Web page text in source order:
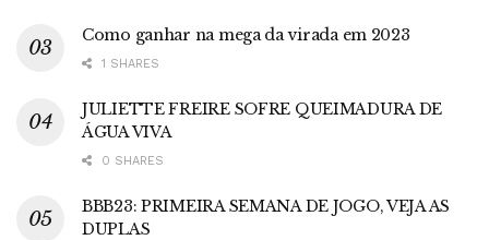
Como ganhar na mega da virada em 2023
1 SHARES
JULIETTE FREIRE SOFRE QUEIMADURA DE
ÁGUA VIVA
0 SHARES
BBB23: PRIMEIRA SEMANA DE JOGO, VEJA AS
DUPLAS